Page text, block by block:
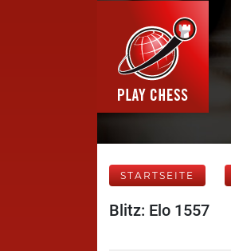
STARTSEITE
Blitz: Elo 1557